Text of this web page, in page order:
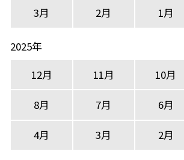
3月 2月 1月
2025年
12月
11月 10月
8月 7月 6月
4月 3月 2月